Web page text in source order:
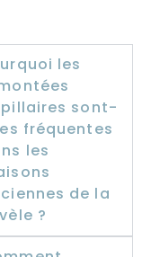
les
sont-
fréquentes
les
de la
?